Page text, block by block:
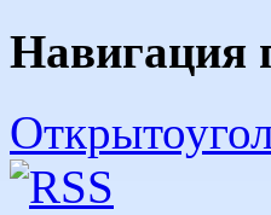
Навигация